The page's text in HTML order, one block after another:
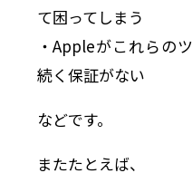
て困ってしまう
・Appleがこれらの
続く保証がない
などです。
またたとえば、